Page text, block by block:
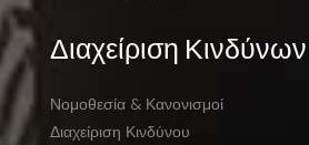
Διαχείριση Κινδύνων
Νομοθεσία & Κανονισμοί
Διαχείριση Κινδύνου